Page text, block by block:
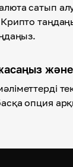
сатып
опция